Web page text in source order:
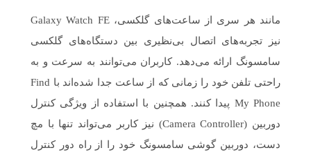
مانند هر سری از‌ ساعت‌های گلکسی، Galaxy Watch FE
نیز تجربه‌های اتصال بی‌نظیری بین دستگاه‌های گلکسی
سامسونگ ارائه می‌دهد. کاربران می‌توانند به سرعت و به
راحتی تلفن خود را زمانی که از ساعت جدا شده‌اند با Find
My Phone پیدا کنند. همچنین با استفاده از ویژگی کنترل
دوربین (Camera Controller) نیز کاربر می‌تواند تنها با مچ
دست، دوربین گوشی سامسونگ خود را از راه دور کنترل